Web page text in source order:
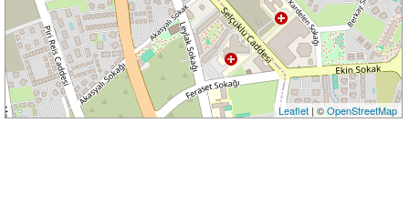
Leaflet| ©OpenStreetMap